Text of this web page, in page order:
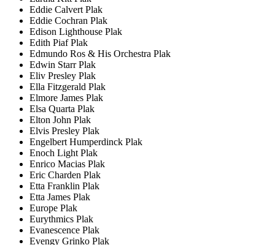
Eddie Calvert Plak
Eddie Cochran Plak
Edison Lighthouse Plak
Edith Piaf Plak
Edmundo Ros & His Orchestra Plak
Edwin Starr Plak
Eliv Presley Plak
Ella Fitzgerald Plak
Elmore James Plak
Elsa Quarta Plak
Elton John Plak
Elvis Presley Plak
Engelbert Humperdinck Plak
Enoch Light Plak
Enrico Macias Plak
Eric Charden Plak
Etta Franklin Plak
Etta James Plak
Europe Plak
Eurythmics Plak
Evanescence Plak
Evengy Grinko Plak